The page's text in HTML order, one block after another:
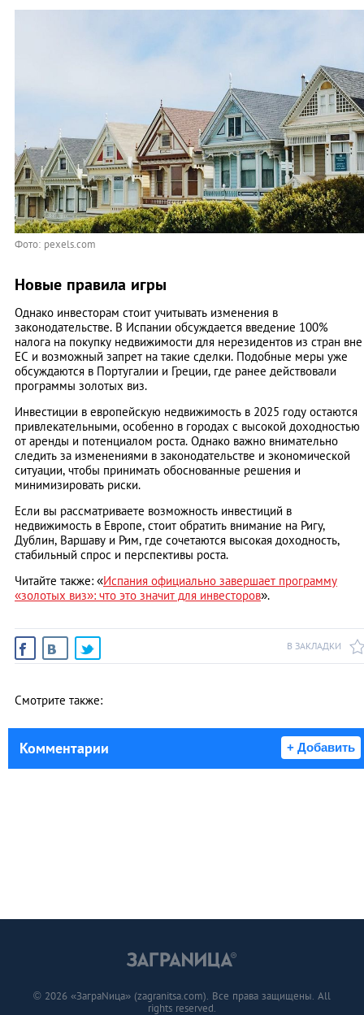
Фото: pexels.com
Новые правила игры
Однако инвесторам стоит учитывать изменения в
законодательстве. В Испании обсуждается введение 100%
налога на покупку недвижимости для нерезидентов из стран вне
ЕС и возможный запрет на такие сделки. Подобные меры уже
обсуждаются в Португалии и Греции, где ранее действовали
программы золотых виз.
Инвестиции в европейскую недвижимость в 2025 году остаются
привлекательными, особенно в городах с высокой доходностью
от аренды и потенциалом роста. Однако важно внимательно
следить за изменениями в законодательстве и экономической
ситуации, чтобы принимать обоснованные решения и
минимизировать риски.​
Если вы рассматриваете возможность инвестиций в
недвижимость в Европе, стоит обратить внимание на Ригу,
Дублин, Варшаву и Рим, где сочетаются высокая доходность,
стабильный спрос и перспективы роста.
Читайте также: «Испания официально завершает программу
«золотых виз»: что это значит для инвесторов».
В ЗАКЛАДКИ
Смотрите также:
Комментарии + Добавить
© 2026 «ЗаграNица» (zagranitsa.com). Все права защищены. All
rights reserved.